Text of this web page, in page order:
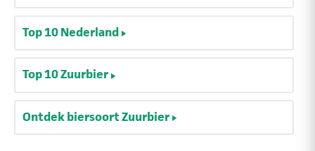
Top 10 Nederland
Top 10 Zuurbier
Ontdek biersoort Zuurbier